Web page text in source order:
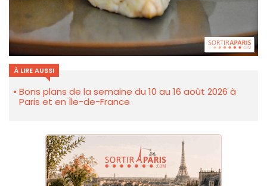
À LIRE AUSSI
Bons plans de la semaine du 10 au 16 août 2026 à
Paris et en Île-de-France